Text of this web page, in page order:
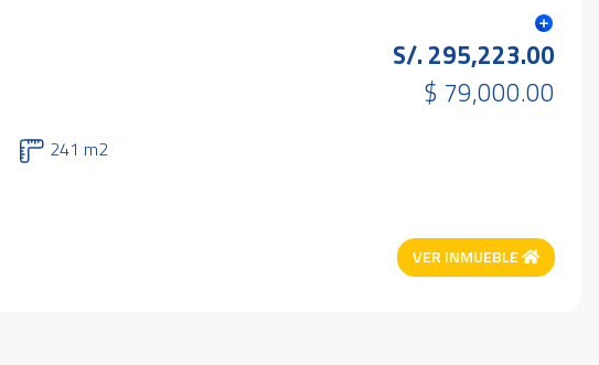
S/. 295,223.00
$ 79,000.00
241 m2
VER INMUEBLE